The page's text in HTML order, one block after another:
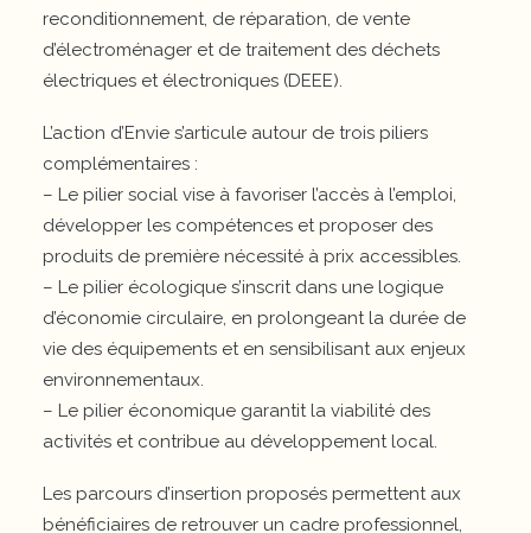
reconditionnement, de réparation, de vente
d’électroménager et de traitement des déchets
électriques et électroniques (DEEE).
L’action d’Envie s’articule autour de trois piliers
complémentaires :
– Le pilier social vise à favoriser l’accès à l’emploi,
développer les compétences et proposer des
produits de première nécessité à prix accessibles.
– Le pilier écologique s’inscrit dans une logique
d’économie circulaire, en prolongeant la durée de
vie des équipements et en sensibilisant aux enjeux
environnementaux.
– Le pilier économique garantit la viabilité des
activités et contribue au développement local.
Les parcours d’insertion proposés permettent aux
bénéficiaires de retrouver un cadre professionnel,